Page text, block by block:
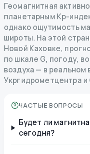
Геомагнитная
планетарным Kp-
однако ощутимость
широты. На этой
Новой Каховке,
по шкале G, погоду,
воздуха — в реальном
Укргидрометцентра
ЧАСТЫЕ ВОПРОСЫ
Будет ли
сегодня?